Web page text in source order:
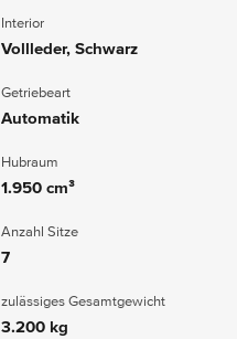
Interior
Vollleder, Schwarz
Getriebeart
Automatik
Hubraum
1.950 cm³
Anzahl Sitze
7
zulässiges Gesamtgewicht
3.200 kg